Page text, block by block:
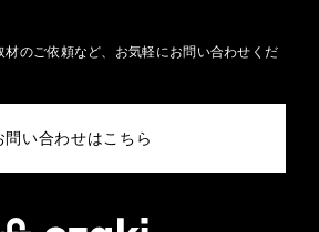
材のご依頼など、お気軽にお問い合わせくだ
問い合わせはこちら